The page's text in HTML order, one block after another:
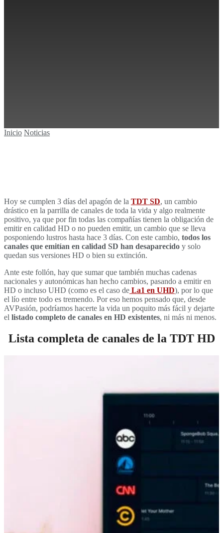
Inicio Noticias
Hoy se cumplen 3 días del apagón de la TDT SD, un cambio
drástico en la parrilla de canales de toda la vida y algo realmente
positivo, ya que por fin todas las compañías tienen la obligación de
emitir en calidad HD o no pueden emitir, un cambio que se lleva
posponiendo lustros hasta hace 3 días. Con este cambio, todos los
canales que emitían en calidad SD han desaparecido y solo
quedan sus versiones HD o bien su extinción.
Ante este follón, hay que sumar que también muchas cadenas
nacionales y autonómicas han hecho cambios, pasando a emitir en
HD o incluso UHD (como es el caso de La1 en UHD), por lo que
el lío entre todo es tremendo. Por eso hemos pensado que, desde
AVPasión, podríamos hacerte la vida un poquito más fácil y dejarte
el listado completo de canales en HD existentes, ni más ni menos.
Lista completa de canales de la TDT HD